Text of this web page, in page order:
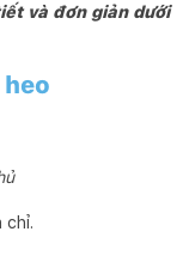
và đơn giản dưới
chỉ.